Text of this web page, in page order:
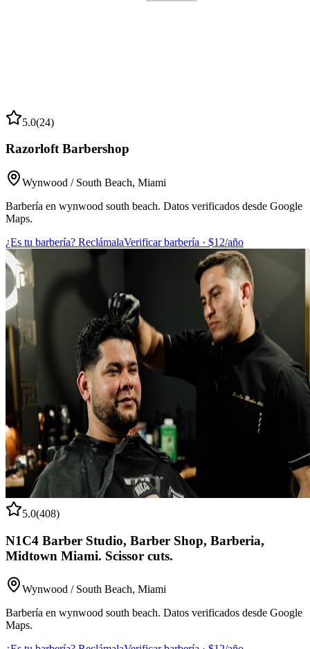
5.0(24)
Razorloft Barbershop
Wynwood / South Beach, Miami
Barbería en wynwood south beach. Datos verificados desde Google
Maps.
¿Es tu barbería? ReclámalaVerificar barbería · $12/año
5.0(408)
N1C4 Barber Studio, Barber Shop, Barberia,
Midtown Miami. Scissor cuts.
Wynwood / South Beach, Miami
Barbería en wynwood south beach. Datos verificados desde Google
Maps.